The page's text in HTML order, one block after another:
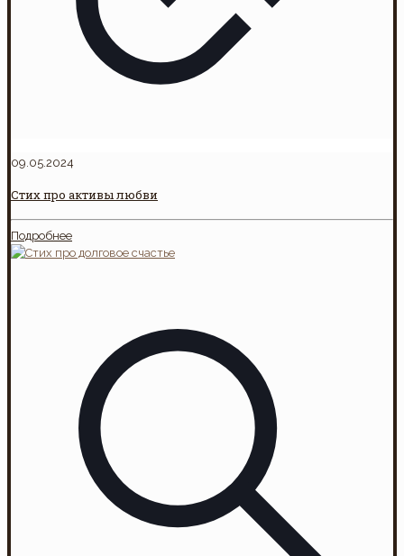
09.05.2024
Стих про активы любви
Подробнее